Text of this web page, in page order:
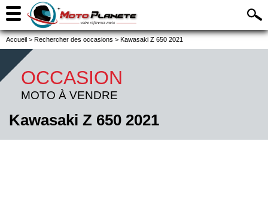
Accueil > Rechercher des occasions > Kawasaki Z 650 2021
OCCASION
MOTO À VENDRE
Kawasaki Z 650 2021